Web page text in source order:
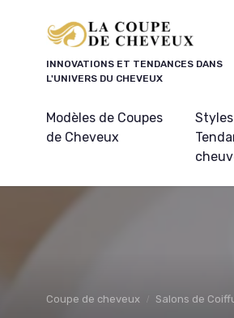
INNOVATIONS ET TENDANCES DANS
L'UNIVERS DU CHEVEUX
Modèles de Coupes
de Cheveux
Coupe de cheveux Salons de